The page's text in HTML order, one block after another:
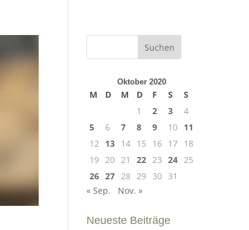
Oktober 2020
M D M D F S
S
1
2 3
4
5
6 7 8 9 10 11
12
13 14 15 16 17 18
19 20 21 22 23 24 25
26 27 28 29 30 31
« Sep.
Nov. »
Neueste Beiträge